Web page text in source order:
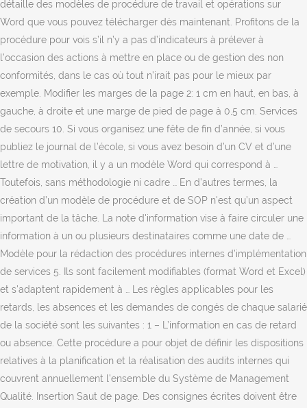
sont les suivantes : 1 – L’information en cas de retard
ou absence. Cette procédure a pour objet de définir les dispositions
relatives à la planification et la réalisation des audits internes qui
couvrent annuellement l’ensemble du Système de Management
Qualité. Insertion Saut de page. Des consignes écrites doivent être